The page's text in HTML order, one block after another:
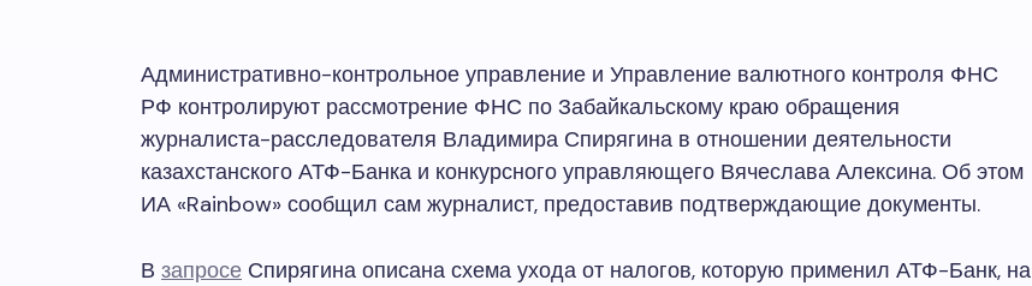
Административно-контрольное управление и Управление валютного контроля ФНС
РФ контролируют рассмотрение ФНС по Забайкальскому краю обращения
журналиста-расследователя Владимира Спирягина в отношении деятельности
казахстанского АТФ-Банка и конкурсного управляющего Вячеслава Алексина. Об этом
ИА «Rainbow» сообщил сам журналист, предоставив подтверждающие документы.
В запросе Спирягина описана схема ухода от налогов, которую применил АТФ-Банк, на